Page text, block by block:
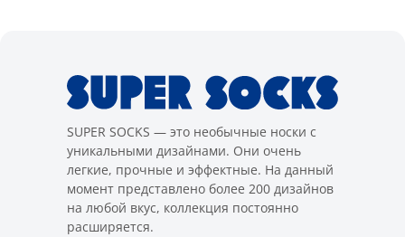
SUPER SOCKS — это необычные носки с
уникальными дизайнами. Они очень
легкие, прочные и эффектные. На данный
момент представлено более 200 дизайнов
на любой вкус, коллекция постоянно
расширяется.